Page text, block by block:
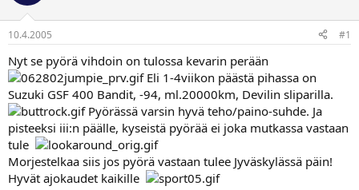
s
e
l
u
n
a
l
o
i
t
a
p
ä
v
ä
10.4.2005 #1
Nyt se pyörä vihdoin on tulossa kevarin perään
Eli 1-4viikon päästä pihassa on
Suzuki GSF 400 Bandit, -94, ml.20000km, Devilin sliparilla.
Pyörässä varsin hyvä teho/paino-suhde. Ja
pisteeksi iii:n päälle, kyseistä pyörää ei joka mutkassa vastaan
tule
Morjestelkaa siis jos pyörä vastaan tulee Jyväskylässä päin!
Hyvät ajokaudet kaikille